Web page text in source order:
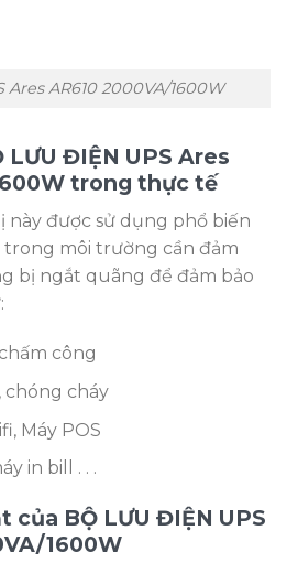
Ares AR610 2000VA/1600W
ĐIỆN UPS Ares
trong thực tế
được sử dụng phổ biến
trong môi trường cần đảm
bị ngắt quãng để đảm bảo
công
chóng cháy
Máy POS
in bill . . .
của BỘ LƯU ĐIỆN UPS
1600W